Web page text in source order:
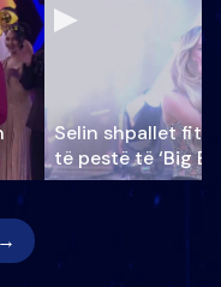
Selin shpallet
të pestë të ‘Big